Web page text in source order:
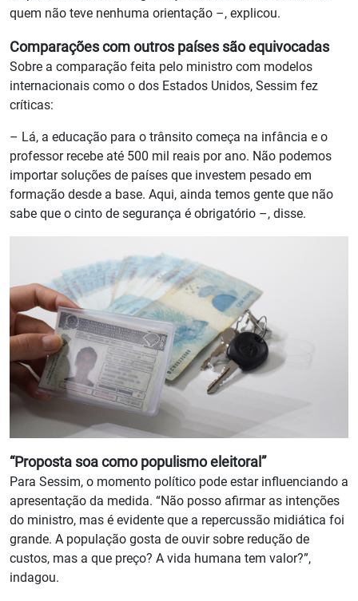
quem não teve nenhuma orientação –, explicou.
Comparações com outros países são equivocadas
Sobre a comparação feita pelo ministro com modelos
internacionais como o dos Estados Unidos, Sessim fez
críticas:
– Lá, a educação para o trânsito começa na infância e o
professor recebe até 500 mil reais por ano. Não podemos
importar soluções de países que investem pesado em
formação desde a base. Aqui, ainda temos gente que não
sabe que o cinto de segurança é obrigatório –, disse.
“Proposta soa como populismo eleitoral”
Para Sessim, o momento político pode estar influenciando a
apresentação da medida. “Não posso afirmar as intenções
do ministro, mas é evidente que a repercussão midiática foi
grande. A população gosta de ouvir sobre redução de
custos, mas a que preço? A vida humana tem valor?”,
indagou.